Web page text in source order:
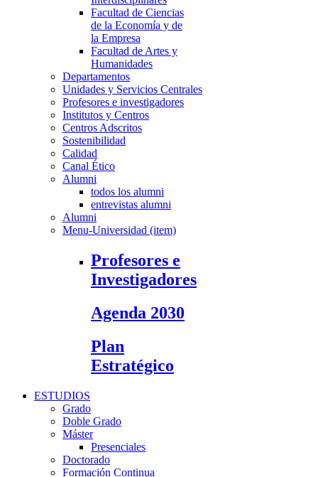
Facultad de Ciencias
de la Economía y de
la Empresa
Facultad de Artes y
Humanidades
Departamentos
Unidades y Servicios Centrales
Profesores e investigadores
Institutos y Centros
Centros Adscritos
Sostenibilidad
Calidad
Canal Ético
Alumni
todos los alumni
entrevistas alumni
Alumni
Menu-Universidad (item)
Profesores e
Investigadores
Agenda 2030
Plan
Estratégico
ESTUDIOS
Grado
Doble Grado
Máster
Presenciales
Doctorado
Formación Continua